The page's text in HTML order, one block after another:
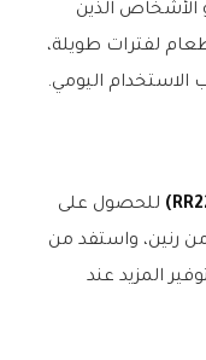
الأشخاص الذين
لفترات طويلة،
اليومي.
للحصول على
رنين، واستفد من
المزيد عند